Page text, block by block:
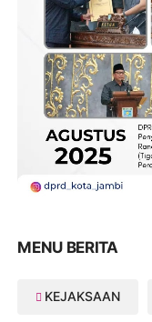
MENU BERITA
KEJAKSAAN